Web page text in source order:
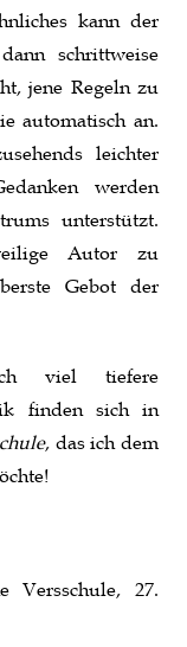
kann der
schrittweise
jene Regeln zu
automatisch an.
leichter
werden
unterstützt.
Autor zu
Gebot der
viel tiefere
finden sich in
, das ich dem
Versschule, 27.